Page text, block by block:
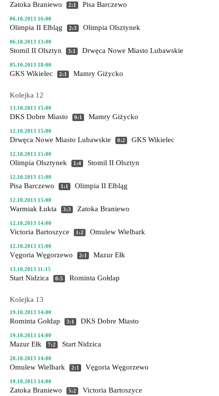
Zatoka Braniewo 2:1 Pisa Barczewo
06.10.2013 16:00
Olimpia II Elbląg 2:3 Olimpia Olsztynek
06.10.2013 13:00
Stomil II Olsztyn 3:1 Drwęca Nowe Miasto Lubawskie
05.10.2013 18:00
GKS Wikielec 2:1 Mamry Giżycko
Kolejka 12
13.10.2013 15:00
DKS Dobre Miasto 0:1 Mamry Giżycko
12.10.2013 15:00
Drwęca Nowe Miasto Lubawskie 0:2 GKS Wikielec
12.10.2013 15:00
Olimpia Olsztynek 1:4 Stomil II Olsztyn
12.10.2013 15:00
Pisa Barczewo 1:1 Olimpia II Elbląg
12.10.2013 15:00
Warmiak Łukta 3:3 Zatoka Braniewo
12.10.2013 14:00
Victoria Bartoszyce 1:2 Omulew Wielbark
12.10.2013 15:00
Vęgoria Węgorzewo 2:1 Mazur Ełk
13.10.2013 11:15
Start Nidzica 0:5 Rominta Gołdap
Kolejka 13
19.10.2013 14:00
Rominta Gołdap 3:1 DKS Dobre Miasto
19.10.2013 14:00
Mazur Ełk 7:2 Start Nidzica
20.10.2013 14:00
Omulew Wielbark 2:1 Vęgoria Węgorzewo
19.10.2013 14:00
Zatoka Braniewo 5:2 Victoria Bartoszyce